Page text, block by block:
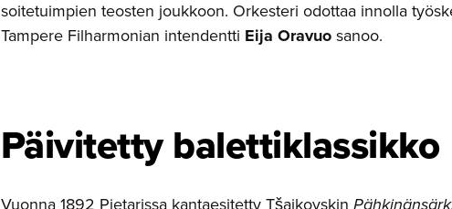
soitetuimpien teosten joukkoon. Orkesteri odottaa innolla
Tampere Filharmonian intendentti Eija Oravuosanoo.
Päivitetty balettik­lassikko
Vuonna 1892 Pietarissa kantaesitetty Tšaikovskin